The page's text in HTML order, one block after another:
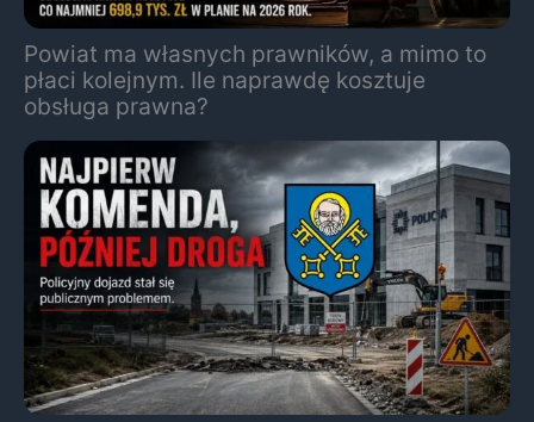
Powiat ma własnych prawników, a mimo to
płaci kolejnym. Ile naprawdę kosztuje
obsługa prawna?